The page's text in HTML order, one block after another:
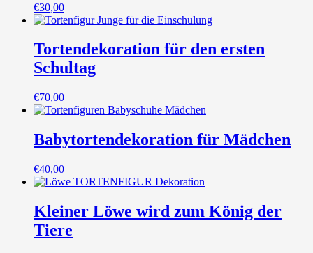
€30,00
Tortendekoration für den ersten
Schultag
€70,00
Babytortendekoration für Mädchen
€40,00
Kleiner Löwe wird zum König der
Tiere